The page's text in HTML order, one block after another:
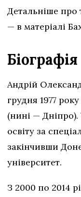
Детальніше про
— в матеріалі
Андрій
грудня 1977
(нині — Дніпро).
освіту за
закінчивши
університет.
З 2000 по 2014